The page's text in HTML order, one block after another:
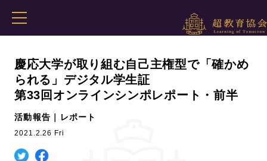
慶応大学が取り組む自己主権型で「確かめ
られる」デジタル学生証
第33回オンラインシンポレポート・前半
活動報告｜レポート
2021.2.26 Fri